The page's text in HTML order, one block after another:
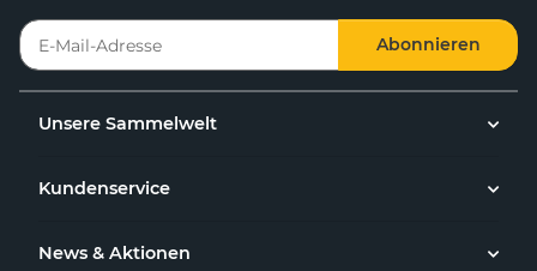
Abonnieren
Unsere Sammelwelt
Kundenservice
News & Aktionen